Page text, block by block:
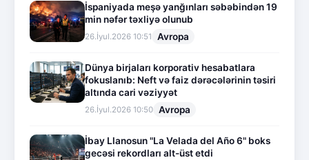
İspaniyada meşə yanğınları səbəbindən 19
min nəfər təxliyə olunub
26.İyul.2026 10:51 Avropa
Dünya birjaları korporativ hesabatlara
fokuslanıb: Neft və faiz dərəcələrinin təsiri
altında cari vəziyyət
26.İyul.2026 10:50 Avropa
İbay Llanosun "La Velada del Año 6" boks
gecəsi rekordları alt-üst etdi